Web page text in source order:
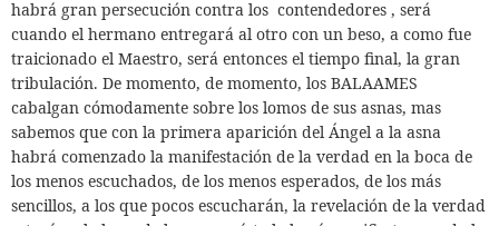
habrá gran persecución contra los contendedores , será
cuando el hermano entregará al otro con un beso, a como fue
traicionado el Maestro, será entonces el tiempo final, la gran
tribulación. De momento, de momento, los BALAAMES
cabalgan cómodamente sobre los lomos de sus asnas, mas
sabemos que con la primera aparición del Ángel a la asna
habrá comenzado la manifestación de la verdad en la boca de
los menos escuchados, de los menos esperados, de los más
sencillos, a los que pocos escucharán, la revelación de la verdad